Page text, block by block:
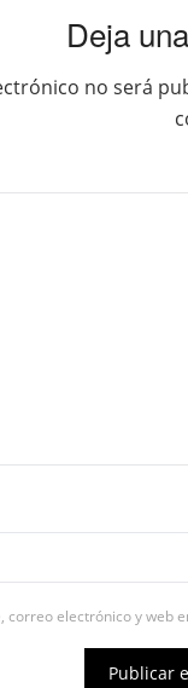
Deja
no será
correo electrónico y web